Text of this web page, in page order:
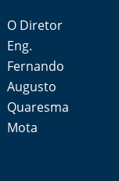
O Diretor
Eng.
Fernando
Augusto
Quaresma
Mota